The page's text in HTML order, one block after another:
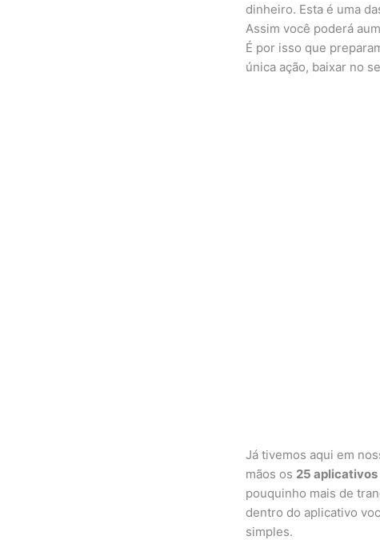
dinheiro. Esta é uma
Assim você poderá
É por isso que
única ação, baixar no
Já tivemos aqui em
mãos os 25 aplicativos
pouquinho mais de
dentro do aplicativo
simples.